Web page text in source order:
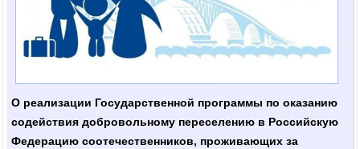
О реализации Государственной программы по оказанию
содействия добровольному переселению в Российскую
Федерациюсоотечественников, проживающих за